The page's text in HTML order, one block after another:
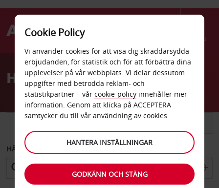
Menu
AvisHyrbil Varna centrum
BIL
HÄMTA FRÅN
Cookie Policy
Vi använder cookies för att visa dig skräddarsydda
erbjudanden, för statistik och för att förbättra dina
upplevelser på vår webbplats. Vi delar dessutom
uppgifter med betrodda reklam- och
statistikpartner – vår cookie-policy innehåller mer
information. Genom att klicka på ACCEPTERA
samtycker du till vår användning av cookies.
HANTERA INSTÄLLNINGAR
GODKÄNN OCH STÄNG